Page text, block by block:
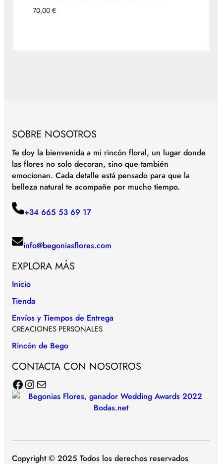
70,00 €
SOBRE NOSOTROS
Te doy la bienvenida a mi rincón floral, un lugar donde
las flores no solo decoran, sino que también
emocionan. Cada detalle está pensado para que la
belleza natural te acompañe por mucho tiempo.
+34 665 53 69 17
info@begoniasflores.com
EXPLORA MÁS
Inicio
Tienda
Envíos y Tiempos de Entrega
CREACIONES PERSONALES
Rincón de Bego
CONTACTA CON NOSOTROS
Facebook Instagram Correo electrónico
Copyright © 2025 Todos los derechos reservados